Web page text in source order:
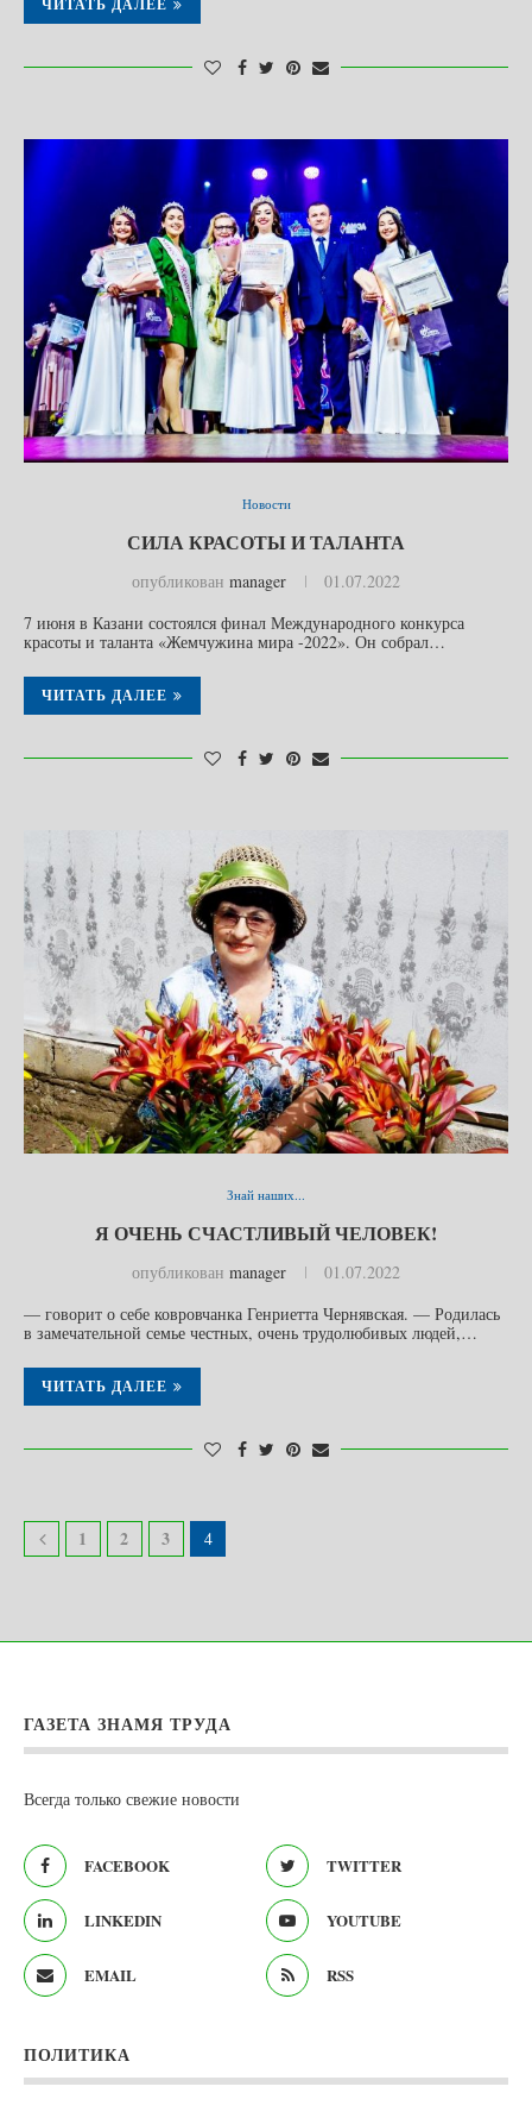
ЧИТАТЬ ДАЛЕЕ
Новости
СИЛА КРАСОТЫ И ТАЛАНТА
опубликован manager
01.07.2022
7 июня в Казани состоялся финал Международного конкурса
красоты и таланта «Жемчужина мира -2022». Он собрал…
ЧИТАТЬ ДАЛЕЕ
Знай наших...
Я ОЧЕНЬ СЧАСТЛИВЫЙ ЧЕЛОВЕК!
опубликован manager
01.07.2022
— говорит о себе ковровчанка Генриетта Чернявская. — Родилась
в замечательной семье честных, очень трудолюбивых людей,…
ЧИТАТЬ ДАЛЕЕ
1 2 3 4
ГАЗЕТА ЗНАМЯ ТРУДА
Всегда только свежие новости
FACEBOOK TWITTER
LINKEDIN YOUTUBE
EMAIL RSS
ПОЛИТИКА